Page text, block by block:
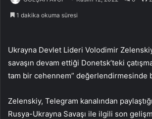
1 dakika okuma süresi
Ukrayna Devlet Lideri Volodimir
savaşın devam ettiği Donetsk’teki
tam bir cehennem” değerlendirmesinde
Zelenskiy, Telegram kanalından
Rusya-Ukrayna Savaşı ile ilgili son